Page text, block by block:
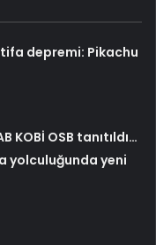
depremi: Pikachu
KOBİ OSB tanıtıldı…
yolculuğunda yeni